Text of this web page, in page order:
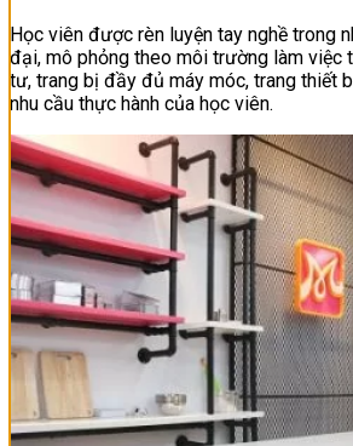
Học viên được rèn luyện tay nghề trong
đại, mô phỏng theo môi trường làm việc
tư, trang bị đầy đủ máy móc, trang thiết
nhu cầu thực hành của học viên.